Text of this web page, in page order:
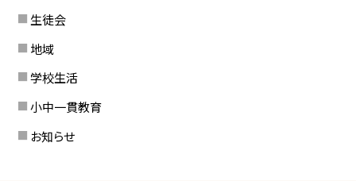
生徒会
地域
学校生活
小中一貫教育
お知らせ